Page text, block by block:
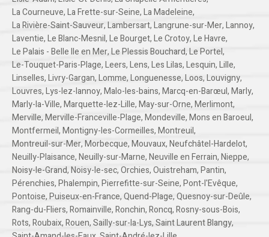
La Courneuve,La Frette-sur-Seine,La Madeleine,
La Rivière-Saint-Sauveur,Lambersart,Langrune-sur-Mer,Lannoy,
Laventie,Le Blanc-Mesnil,Le Bourget,Le Crotoy,Le Havre,
Le Palais - Belle Ile en Mer,Le Plessis Bouchard,Le Portel,
Le-Touquet-Paris-Plage,Leers,Lens,Les Lilas,Lesquin,Lille,
Linselles,Livry-Gargan,Lomme,Longuenesse,Loos,Louvigny,
Louvres,Lys-lez-lannoy,Malo-les-bains,Marcq-en-Barœul,Marly,
Marly-la-Ville,Marquette-lez-Lille,May-sur-Orne,Merlimont,
Merville,Merville-Franceville-Plage,Mondeville,Mons en Baroeul,
Montfermeil,Montigny-les-Cormeilles,Montreuil,
Montreuil-sur-Mer,Morbecque,Mouvaux,Neufchâtel-Hardelot,
Neuilly-Plaisance,Neuilly-sur-Marne,Neuville en Ferrain,Nieppe,
Noisy-le-Grand,Noisy-le-sec,Orchies,Ouistreham,Pantin,
Pérenchies,Phalempin,Pierrefitte-sur-Seine,Pont-l'Evêque,
Pontoise,Puiseux-en-France,Quend-Plage,Quesnoy-sur-Deûle,
Rang-du-Fliers,Romainville,Ronchin,Roncq,Rosny-sous-Bois,
Rots,Roubaix,Rouen,Sailly-sur-la-Lys,Saint Laurent Blangy,